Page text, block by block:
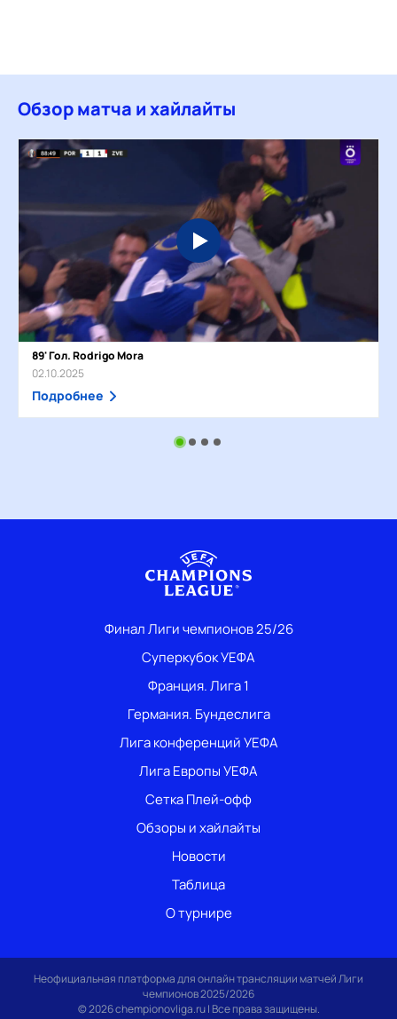
Обзор матча и хайлайты
89' Гол. Rodrigo Mora
02.10.2025
Подробнее
Финал Лиги чемпионов 25/26
Суперкубок УЕФА
Франция. Лига 1
Германия. Бундеслига
Лига конференций УЕФА
Лига Европы УЕФА
Сетка Плей-офф
Обзоры и хайлайты
Новости
Таблица
О турнире
Неофициальная платформа для онлайн трансляции матчей Лиги
чемпионов 2025/2026
© 2026 chempionovliga.ru | Все права защищены.